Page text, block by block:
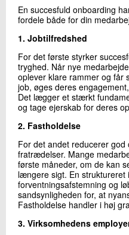
En succesfuld onboarding
fordele både for din
1. Jobtilfredshed​
For det første styrker
tryghed. Når nye
oplever klare rammer og får
job, øges deres
Det lægger et stærkt
og tage ejerskab for deres
2. Fastholdelse
For det andet reducerer
fratrædelser. Mange
første måneder, om de kan
længere sigt. En struktureret
forventningsafstemning og
sandsynligheden for, at
Fastholdelse handler i høj
3. Virksomhedens